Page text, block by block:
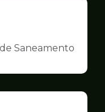
Saneamento